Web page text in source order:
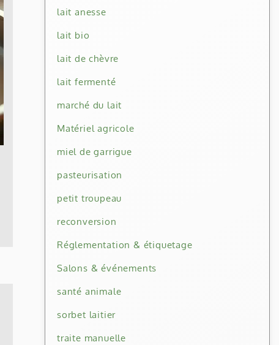
lait anesse
lait bio
lait de chèvre
lait fermenté
marché du lait
Matériel agricole
miel de garrigue
pasteurisation
petit troupeau
reconversion
Réglementation & étiquetage
Salons & événements
santé animale
sorbet laitier
traite manuelle